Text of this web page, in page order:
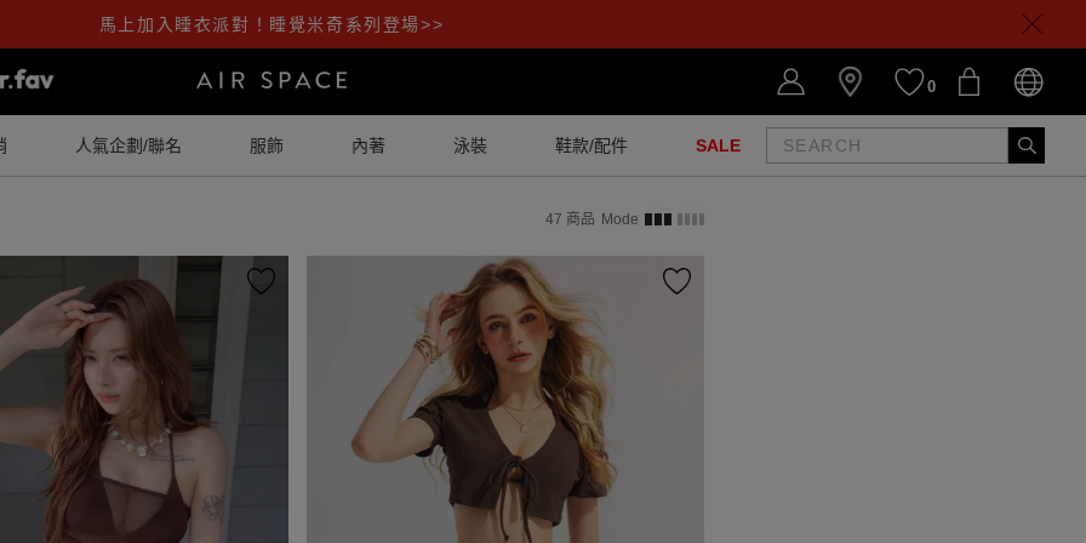
馬上加入睡衣派對！睡覺米奇系列登場>>
0
人氣企劃/聯名 服飾 內著 泳裝 鞋款/配件 SALE
47 商品 Mode